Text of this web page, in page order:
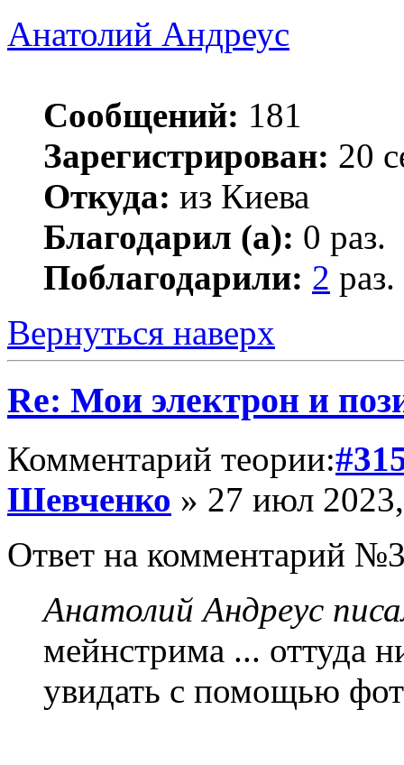
Анатолий Андреус
Сообщений: 181
Зарегистрирован: 20
Откуда: из Киева
Благодарил (а): 0 раз.
Поблагодарили: 2 раз.
Вернуться наверх
Re: Мои электрон и
Комментарий теории:
Шевченко » 27 июл
Ответ на комментарий
Анатолий Андреус
мейнстрима ... оттуда
увидать с помощью